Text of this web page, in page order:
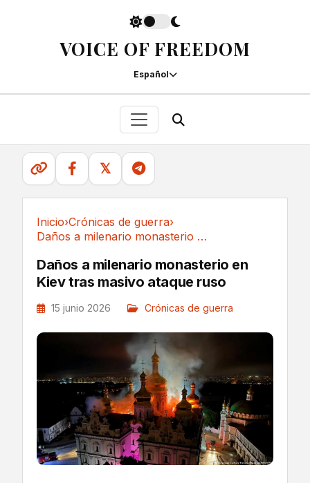
VOICE OF FREEDOM
Español
𝕏
Inicio›Crónicas de guerra›
Daños a milenario monasterio en Kiev tras...
Daños a milenario monasterio en
Kiev tras masivo ataque ruso
15 junio 2026 Crónicas de guerra